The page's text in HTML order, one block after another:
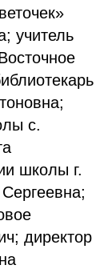
учитель
с.
школы г.
директор